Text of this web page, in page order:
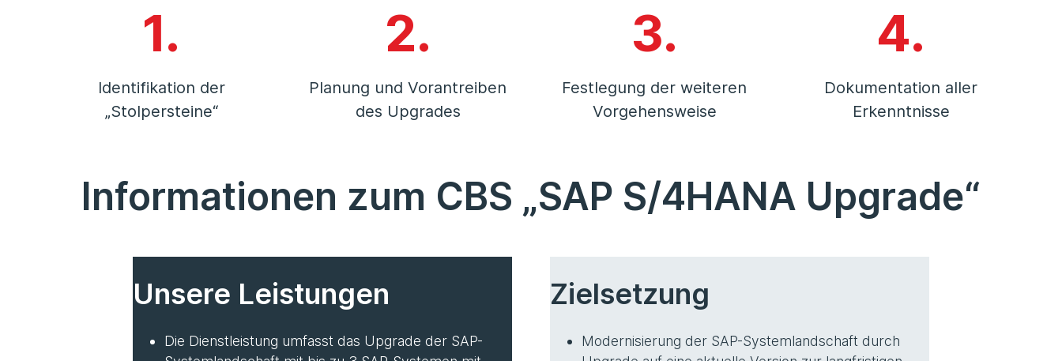
1.
Identifikation der
„Stolpersteine“
2.
Planung und Vorantreiben
des Upgrades
3.
Festlegung der weiteren
Vorgehensweise
4.
Dokumentation aller
Erkenntnisse
Informationen zum CBS „SAP S/4HANA Upgrade“
Unsere Leistungen
Die Dienstleistung umfasst das Upgrade der SAP-
Zielsetzung
Modernisierung der SAP-Systemlandschaft durch